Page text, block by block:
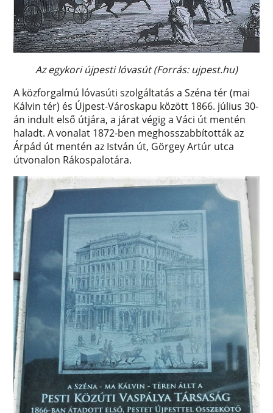
Az egykori újpesti lóvasút (Forrás: ujpest.hu)
A közforgalmú lóvasúti szolgáltatás a Széna tér (mai
Kálvin tér) és Újpest-Városkapu között 1866. július 30-
án indult első útjára, a járat végig a Váci út mentén
haladt. A vonalat 1872-ben meghosszabbították az
Árpád út mentén az István út, Görgey Artúr utca
útvonalon Rákospalotára.